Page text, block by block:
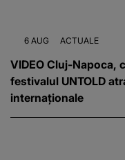
6 AUG ACTUALE
VIDEO Cluj-Napoca,
festivalul UNTOLD
internaționale